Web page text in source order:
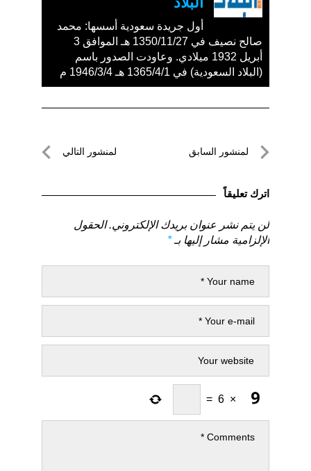
أول جريدة سعودية أسسها: محمد
صالح نصيف في 1350/11/27 هـ الموافق 3
أبريل 1932 ميلادي. وعاودت الصدور باسم
(البلاد السعودية) في 1365/4/1 هـ 1946/3/4 م
تصفّحلمنشور السابق
السابق
لمنشور التالي
اترك تعليقاً
لن يتم نشر عنوان بريدك الإلكتروني. الحقول
الإلزامية مشار إليها بـ*
×
6
=